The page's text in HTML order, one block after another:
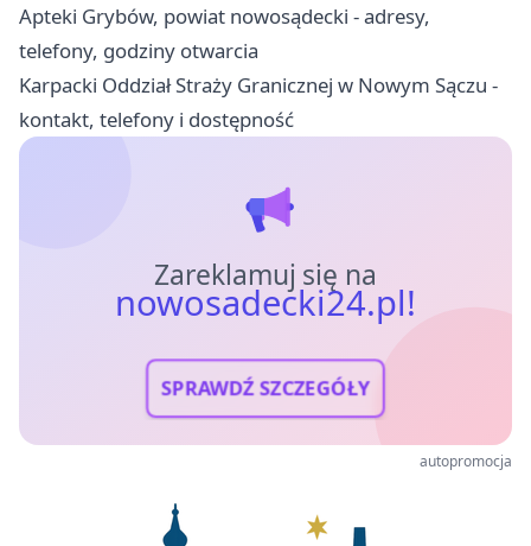
Apteki Grybów, powiat nowosądecki - adresy,
telefony, godziny otwarcia
Karpacki Oddział Straży Granicznej w Nowym Sączu -
kontakt, telefony i dostępność
Zareklamuj się na
nowosadecki24.pl!
SPRAWDŹ SZCZEGÓŁY
autopromocja